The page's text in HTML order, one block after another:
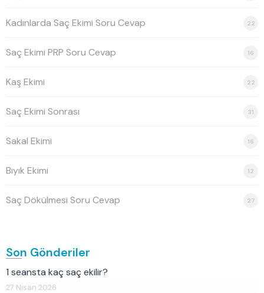
Kadınlarda Saç Ekimi Soru Cevap 22
Saç Ekimi PRP Soru Cevap 16
Kaş Ekimi 22
Saç Ekimi Sonrası 31
Sakal Ekimi 16
Bıyık Ekimi 12
Saç Dökülmesi Soru Cevap 27
Son Gönderiler
1 seansta kaç saç ekilir?
27 Nisan 2026